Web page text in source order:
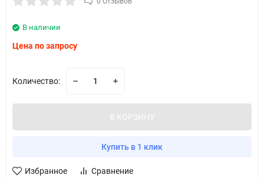
В наличии
Цена по запросу
Количество:
В КОРЗИНУ
Купить в 1 клик
Избранное Сравнение